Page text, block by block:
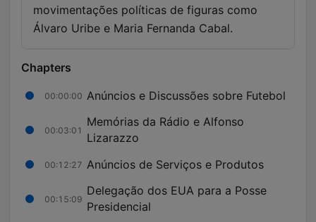
movimentações políticas de figuras como
Álvaro Uribe e Maria Fernanda Cabal.
Chapters
00:00:00 Anúncios e Discussões sobre Futebol
00:03:01
Memórias da Rádio e Alfonso
Lizarazzo
00:12:27 Anúncios de Serviços e Produtos
00:15:09
Delegação dos EUA para a Posse
Presidencial